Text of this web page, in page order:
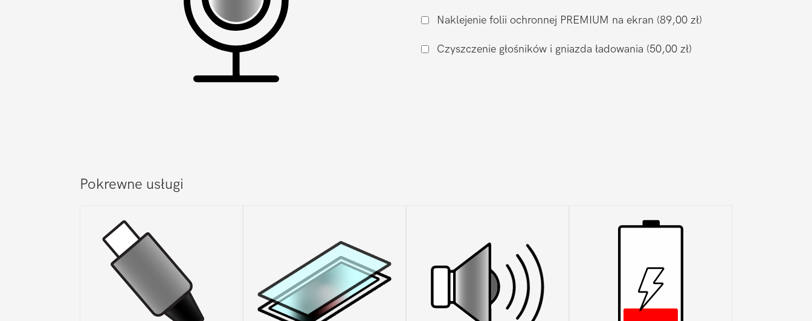
XiaomiNaklejenie folii ochronnej PREMIUM na ekran (89,00 zł)
Czyszczenie głośników i gniazda ładowania (50,00 zł)
Pokrewne usługi